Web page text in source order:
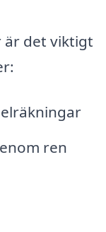
är det viktigt
ren